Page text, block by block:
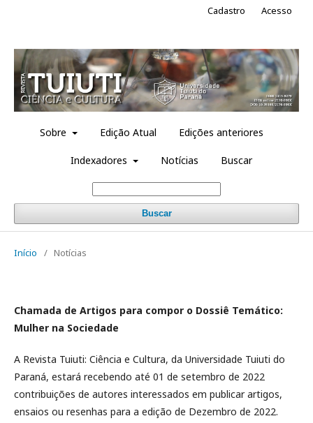
Sobre Edição Atual Edições anteriores
Indexadores Notícias Buscar
Buscar
Cadastro Acesso
Início / Notícias
Chamada de Artigos para compor o Dossiê Temático:
Mulher na Sociedade
A Revista Tuiuti: Ciência e Cultura, da Universidade Tuiuti do
Paraná, estará recebendo até 01 de setembro de 2022
contribuições de autores interessados em publicar artigos,
ensaios ou resenhas para a edição de Dezembro de 2022.